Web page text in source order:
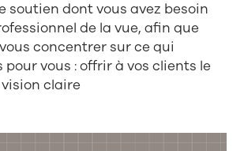
soutien dont vous avez besoin
de la vue, afin que
concentrer sur ce qui
pour vous : offrir à vos clients le
claire